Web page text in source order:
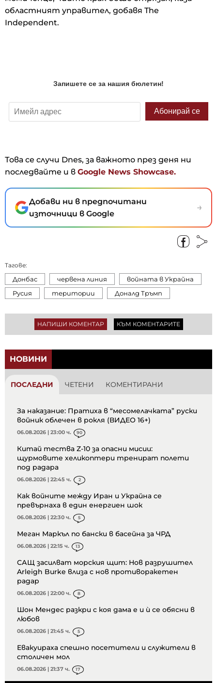
областният управител, добавя The
Independent.
Това се случи Dnes, за важното през деня ни
последвайте и в Google News Showcase.
Добави ни в предпочитани
източници в Google
→
Тагове:
Донбас червена линия
войната в Украйна
Русия
територии Доналд Тръмп
НАПИШИ КОМЕНТАР КЪМ КОМЕНТАРИТЕ
НОВИНИ
ПОСЛЕДНИ ЧЕТЕНИ КОМЕНТИРАНИ
За наказание: Пратиха в “месомелачката” руски
войник облечен в рокля (ВИДЕО 16+)
06.08.2026 | 23:00 ч. 90
Китай тества Z-10 за опасни мисии:
щурмовите хеликоптери тренират полети
под радара
06.08.2026 | 22:45 ч. 2
Как войните между Иран и Украйна се
превърнаха в един енергиен шок
06.08.2026 | 22:30 ч. 5
Меган Маркъл по бански в басейна за ЧРД
06.08.2026 | 22:15 ч. 13
САЩ засилват морския щит: Нов разрушител
Arleigh Burke влиза с нов противоракетен
радар
06.08.2026 | 22:00 ч. 8
Шон Мендес разкри с коя дама е и ѝ се обясни в
любов
06.08.2026 | 21:45 ч. 5
Евакуираха спешно посетители и служители в
столичен мол
06.08.2026 | 21:37 ч. 17